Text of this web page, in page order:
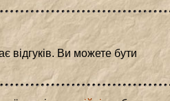
відгуків. Ви можете бути